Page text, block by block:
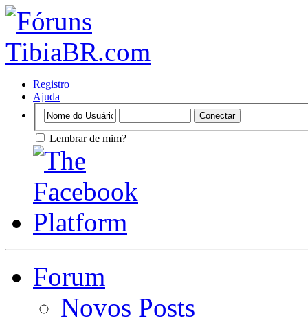
Registro
Ajuda
Lembrar de mim?
Forum
Novos Posts